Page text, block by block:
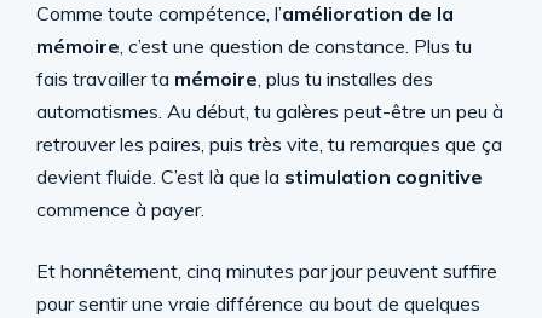
Comme toute compétence, l’amélioration de la
mémoire, c’est une question de constance. Plus tu
fais travailler ta mémoire, plus tu installes des
automatismes. Au début, tu galères peut-être un peu à
retrouver les paires, puis très vite, tu remarques que ça
devient fluide. C’est là que la stimulation cognitive
commence à payer.
Et honnêtement, cinq minutes par jour peuvent suffire
pour sentir une vraie différence au bout de quelques